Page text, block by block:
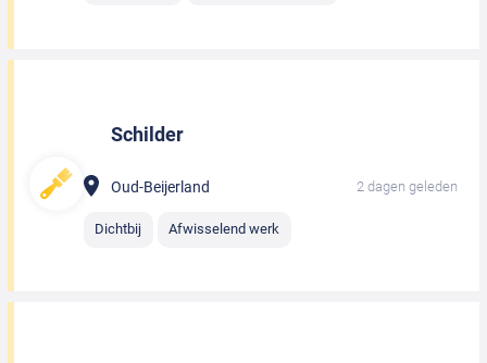
Schilder
Oud-Beijerland 2 dagen geleden
Dichtbij Afwisselend werk